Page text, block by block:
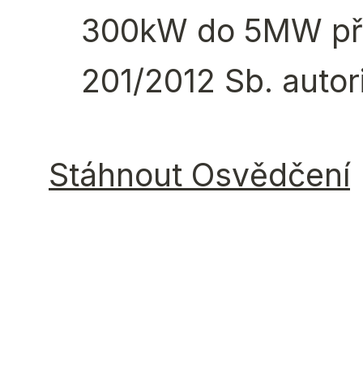
300kW do 5MW
201/2012 Sb.
Stáhnout Osvědčení